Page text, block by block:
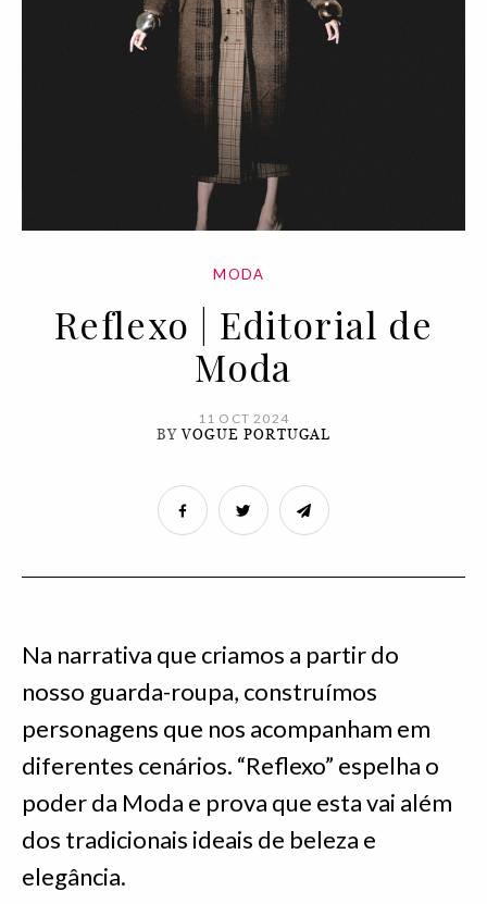
MODA
Reflexo | Editorial de
Moda
11 OCT 2024
BYVOGUE PORTUGAL
Na narrativa que criamos a partir do
nosso guarda-roupa, construímos
personagens que nos acompanham em
diferentes cenários. “Reflexo” espelha o
poder da Moda e prova que esta vai além
dos tradicionais ideais de beleza e
elegância.